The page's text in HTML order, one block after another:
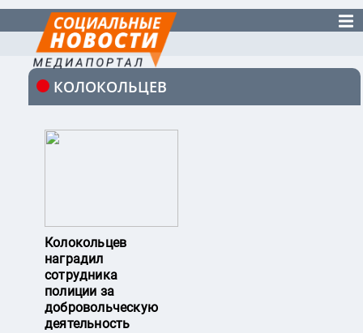
КОЛОКОЛЬЦЕВ
Колокольцев
наградил
сотрудника
полиции за
добровольческую
деятельность